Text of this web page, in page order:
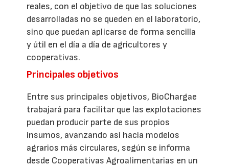
reales, con el objetivo de que las soluciones
desarrolladas no se queden en el laboratorio,
sino que puedan aplicarse de forma sencilla
y útil en el día a día de agricultores y
cooperativas.
Principales objetivos
Entre sus principales objetivos, BioChargae
trabajará para facilitar que las explotaciones
puedan producir parte de sus propios
insumos, avanzando así hacia modelos
agrarios más circulares, según se informa
desde Cooperativas Agroalimentarias en un